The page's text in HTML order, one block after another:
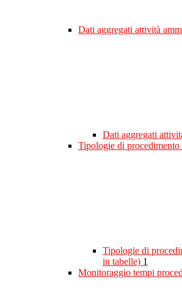
Dati aggregati attività
Dati aggregati
Tipologie di procedimento
Tipologie di
in tabelle) 1
Monitoraggio tempi